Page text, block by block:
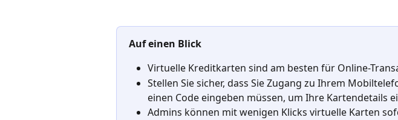
Auf einen Blick
Virtuelle Kreditkarten sind am besten für Online-
Stellen Sie sicher, dass Sie Zugang zu Ihrem
einen Code eingeben müssen, um Ihre Kartendetails
Admins können mit wenigen Klicks virtuelle Karten